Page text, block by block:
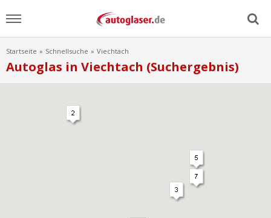
Menu
Home
Startseite Schnellsuche Viechtach
Autoglas in Viechtach (Suchergebnis)